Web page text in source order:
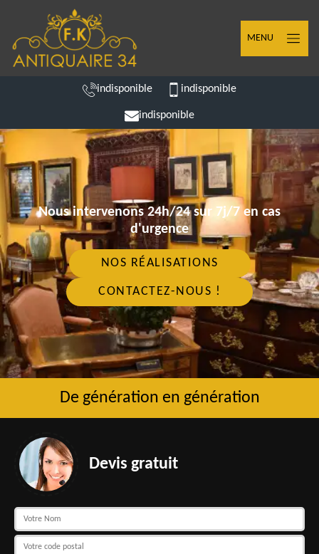
MENU
indisponible indisponible
indisponible
Nous intervenons 24h/24 sur 7j/7 en cas
d'urgence
NOS RÉALISATIONS
CONTACTEZ-NOUS !
De génération en génération
Devis gratuit